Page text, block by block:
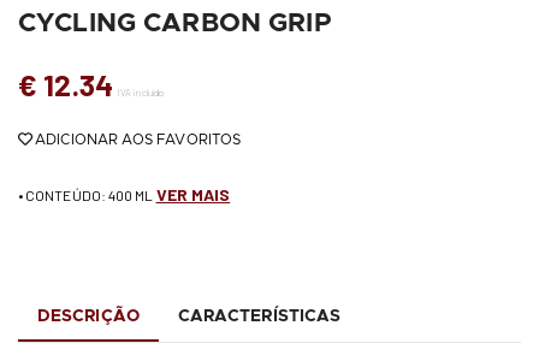
CYCLING CARBON GRIP
€ 12.34 IVA incluído
ADICIONAR AOS FAVORITOS
• CONTEÚDO: 400 ML VER MAIS
DESCRIÇÃO CARACTERÍSTICAS